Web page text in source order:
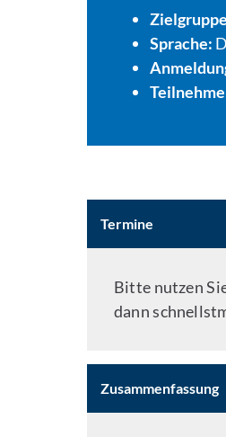
Sprache:
Termine
Bitte nutzen
dann
Zusammenfassung